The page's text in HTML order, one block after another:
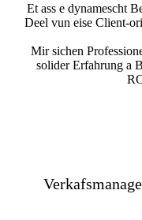
Et ass e dynamescht
Deel vun eise Client-
Mir sichen
solider Erfahrung a